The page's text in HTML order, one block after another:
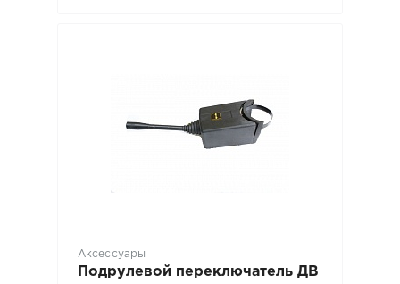
Аксессуары
Подрулевой переключатель ДВ